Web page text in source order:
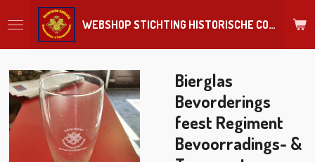
direct
hoofdinhoud
WEBSHOP STICHTING HISTORISCHE COLLECTIE REGIMENT
Bierglas
Bevorderings
feest Regiment
Bevoorradings- &